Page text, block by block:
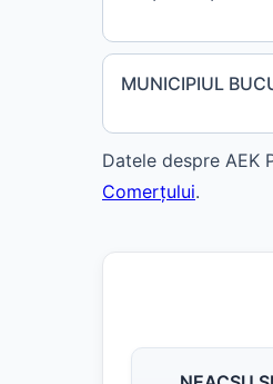
MUNICIPIUL
Datele despre AEK
Comerțului.